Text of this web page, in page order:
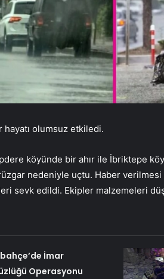
hayatı olumsuz etkiledi.
köyünde bir ahır ile İbriktepe
nedeniyle uçtu. Haber
sevk edildi. Ekipler malzemeleri
İmar
Operasyonu